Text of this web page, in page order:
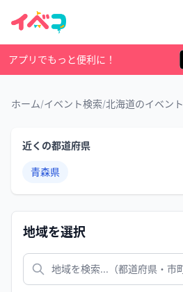
アプリでもっと便利に！
ホーム/イベント検索/北海道のイベント
近くの都道府県
青森県
地域を選択